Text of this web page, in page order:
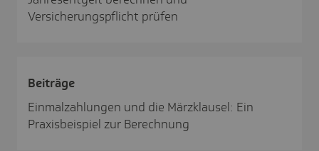
Versicherungspflicht prüfen
Beiträge
Einmalzahlungen und die Märzklausel: Ein
Praxisbeispiel zur Berechnung